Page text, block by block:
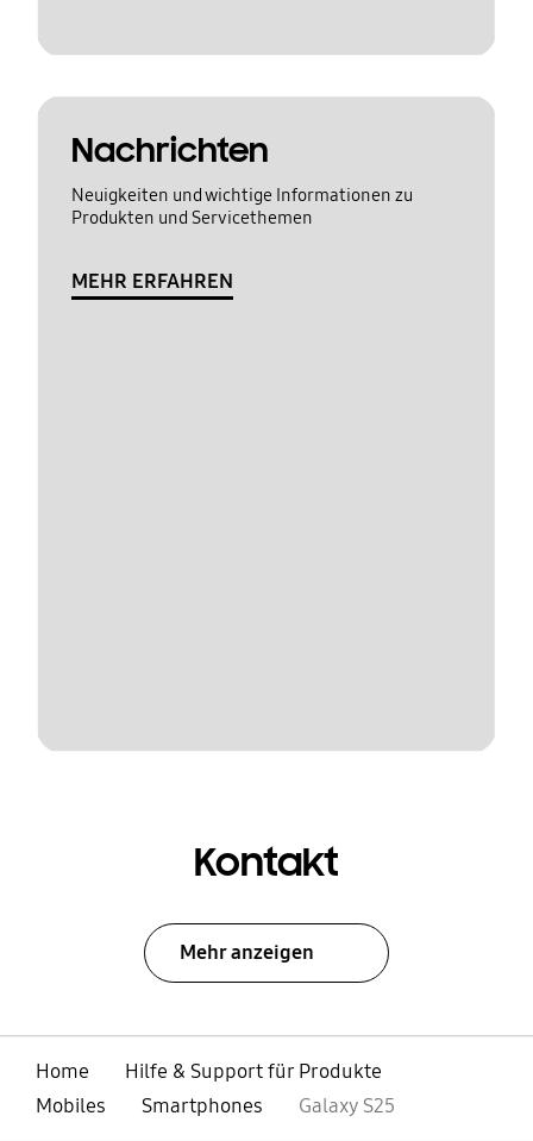
Nachrichten
Neuigkeiten und wichtige Informationen zu
Produkten und Servicethemen
MEHR ERFAHREN
Kontakt
Mehr anzeigen
Home
Hilfe & Support für Produkte
Mobiles
Smartphones Galaxy S25